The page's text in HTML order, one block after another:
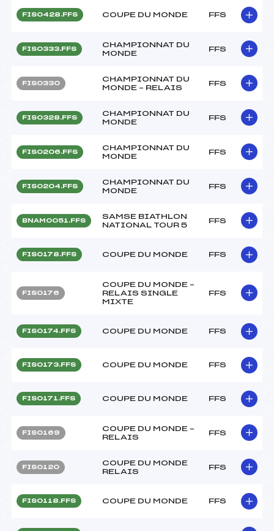
FIS0428.FFS COUPE DU MONDE FFS
FIS0333.FFS
CHAMPIONNAT DU
MONDE
FFS
FIS0330
CHAMPIONNAT DU
MONDE – RELAIS
FFS
FIS0328.FFS
CHAMPIONNAT DU
MONDE
FFS
FIS0206.FFS
CHAMPIONNAT DU
MONDE
FFS
FIS0204.FFS
CHAMPIONNAT DU
MONDE
FFS
BNAM0051.FFS
SAMSE BIATHLON
NATIONAL TOUR 5
FFS
FIS0178.FFS COUPE DU MONDE FFS
FIS0176
COUPE DU MONDE –
RELAIS SINGLE
MIXTE
FFS
FIS0174.FFS COUPE DU MONDE FFS
FIS0173.FFS COUPE DU MONDE FFS
FIS0171.FFS COUPE DU MONDE FFS
FIS0169
COUPE DU MONDE –
RELAIS
FFS
FIS0120
COUPE DU MONDE
RELAIS
FFS
FIS0118.FFS COUPE DU MONDE FFS